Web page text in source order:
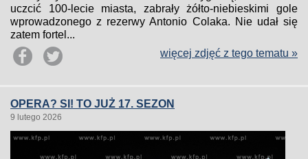
uczcić 100-lecie miasta, zabrały żółto-niebieskimi gole
wprowadzonego z rezerwy Antonio Colaka. Nie udał się
zatem fortel...
więcej zdjęć z tego tematu »
OPERA? SI! TO JUŻ 17. SEZON
9 lutego 2026